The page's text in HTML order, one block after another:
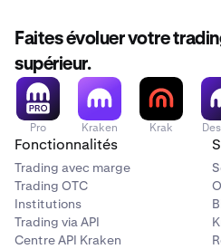
Faites évoluer votre
supérieur.
Pro Kraken Krak
Fonctionnalités
Trading avec marge
Trading OTC
Institutions
Trading via API
Centre API Kraken